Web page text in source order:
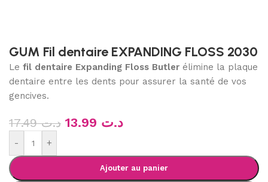
GUM Fil dentaire EXPANDING FLOSS 2030
Le fil dentaire Expanding Floss Butler élimine la plaque
dentaire entre les dents pour assurer la santé de vos
gencives.
د.ت17.49 د.ت
- +
Ajouter au panier